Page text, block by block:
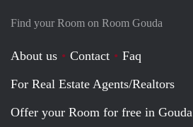
Find your Room on Room Gouda
About us Contact
Faq
For Real Estate Agents/Realtors
Offer your Room for free in Gouda